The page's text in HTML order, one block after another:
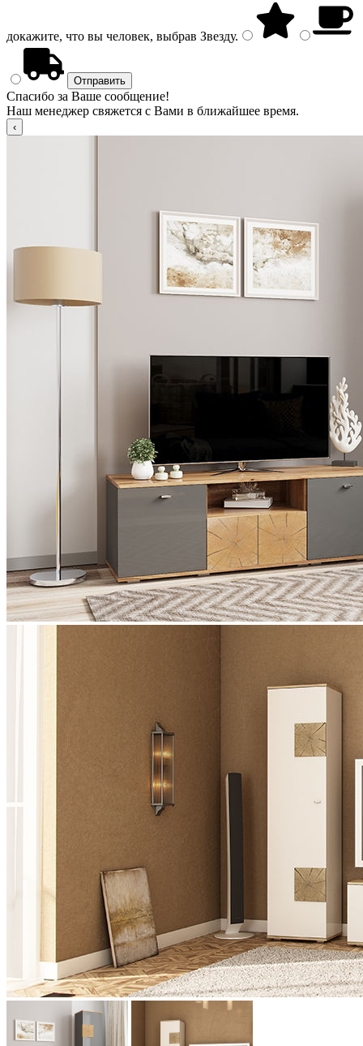
докажите, что вы человек, выбрав Звезду.
Спасибо за Ваше сообщение!
Наш менеджер свяжется с Вами в ближайшее время.